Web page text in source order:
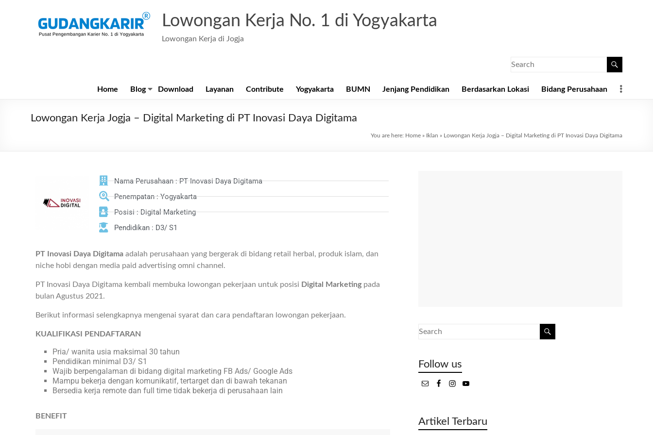
Lowongan Kerja No. 1 di Yogyakarta
Lowongan Kerja di Jogja
Home Blog Download Layanan Contribute Yogyakarta BUMN Jenjang Pendidikan Berdasarkan Lokasi Bidang Perusahaan
Lowongan Kerja Jogja – Digital Marketing di PT Inovasi Daya Digitama
You are here: Home » Iklan » Lowongan Kerja Jogja – Digital Marketing di PT Inovasi Daya Digitama
Nama Perusahaan : PT Inovasi Daya Digitama
Penempatan : Yogyakarta
Posisi : Digital Marketing
Pendidikan : D3/ S1
PT Inovasi Daya Digitama adalah perusahaan yang bergerak di bidang retail herbal, produk islam, dan
niche hobi dengan media paid advertising omni channel.
PT Inovasi Daya Digitama kembali membuka lowongan pekerjaan untuk posisi Digital Marketing pada
bulan Agustus 2021.
Berikut informasi selengkapnya mengenai syarat dan cara pendaftaran lowongan pekerjaan.
KUALIFIKASI PENDAFTARAN
Pria/ wanita usia maksimal 30 tahun
Pendidikan minimal D3/ S1
Wajib berpengalaman di bidang digital marketing FB Ads/ Google Ads
Mampu bekerja dengan komunikatif, tertarget dan di bawah tekanan
Bersedia kerja remote dan full time tidak bekerja di perusahaan lain
BENEFIT
Follow us
Artikel Terbaru